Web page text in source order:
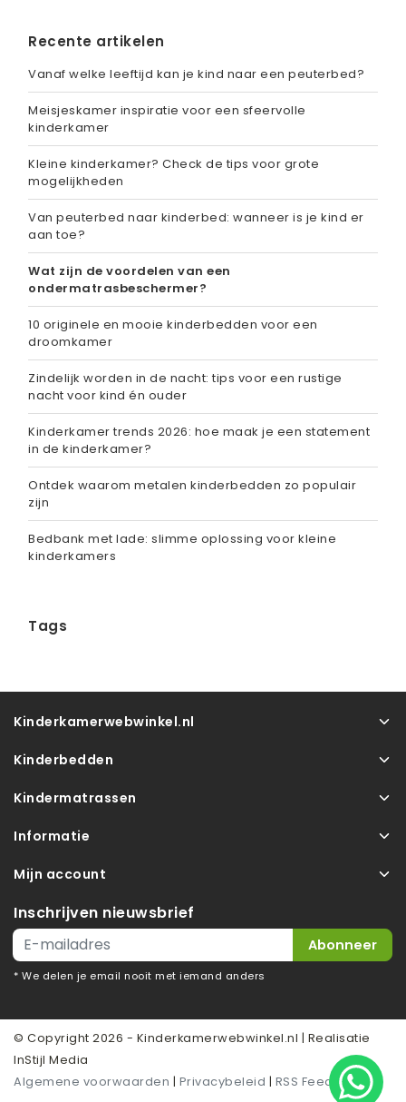
Recente artikelen
Vanaf welke leeftijd kan je kind naar een peuterbed?
Meisjeskamer inspiratie voor een sfeervolle
kinderkamer
Kleine kinderkamer? Check de tips voor grote
mogelijkheden
Van peuterbed naar kinderbed: wanneer is je kind er
aan toe?
Wat zijn de voordelen van een
ondermatrasbeschermer?
10 originele en mooie kinderbedden voor een
droomkamer
Zindelijk worden in de nacht: tips voor een rustige
nacht voor kind én ouder
Kinderkamer trends 2026: hoe maak je een statement
in de kinderkamer?
Ontdek waarom metalen kinderbedden zo populair
zijn
Bedbank met lade: slimme oplossing voor kleine
kinderkamers
Tags
Kinderkamerwebwinkel.nl
Kinderbedden
Kindermatrassen
Informatie
Mijn account
Inschrijven nieuwsbrief
Abonneer
* We delen je email nooit met iemand anders
© Copyright 2026 - Kinderkamerwebwinkel.nl | Realisatie
InStijl Media
Algemene voorwaarden | Privacybeleid | RSS Feed